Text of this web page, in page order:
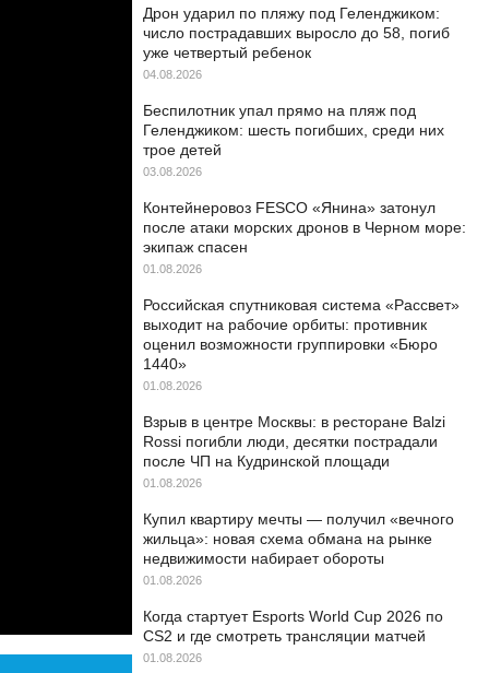
Дрон ударил по пляжу под Геленджиком:
число пострадавших выросло до 58, погиб
уже четвертый ребенок
04.08.2026
Беспилотник упал прямо на пляж под
Геленджиком: шесть погибших, среди них
трое детей
03.08.2026
Контейнеровоз FESCO «Янина» затонул
после атаки морских дронов в Черном море:
экипаж спасен
01.08.2026
Российская спутниковая система «Рассвет»
выходит на рабочие орбиты: противник
оценил возможности группировки «Бюро
1440»
01.08.2026
Взрыв в центре Москвы: в ресторане Balzi
Rossi погибли люди, десятки пострадали
после ЧП на Кудринской площади
01.08.2026
Купил квартиру мечты — получил «вечного
жильца»: новая схема обмана на рынке
недвижимости набирает обороты
01.08.2026
Когда стартует Esports World Cup 2026 по
CS2 и где смотреть трансляции матчей
01.08.2026